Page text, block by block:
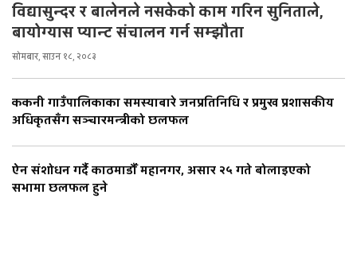
विद्यासुन्दर र बालेनले नसकेको काम गरिन सुनिताले,
बायोग्यास प्यान्ट संचालन गर्न सम्झौता
सोमबार, साउन १८, २०८३
ककनी गाउँपालिकाका समस्याबारे जनप्रतिनिधि र प्रमुख प्रशासकीय
अधिकृतसँग सञ्चारमन्त्रीको छलफल
ऐन संशोधन गर्दै काठमाडौँ महानगर, असार २५ गते बोलाइएको
सभामा छलफल हुने